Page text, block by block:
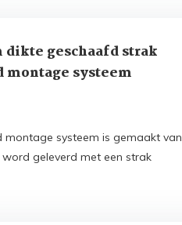
geschaafd strak
montage systeem
montage systeem is gemaakt van
geleverd met een strak